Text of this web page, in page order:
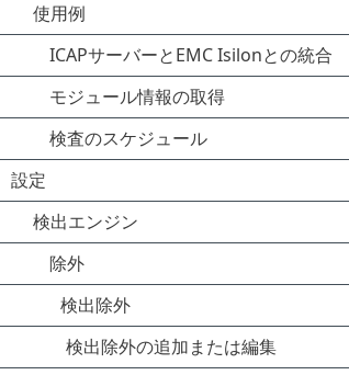
使用例
ICAPサーバーとEMC Isilonとの統合
モジュール情報の取得
検査のスケジュール
設定
検出エンジン
除外
検出除外
検出除外の追加または編集